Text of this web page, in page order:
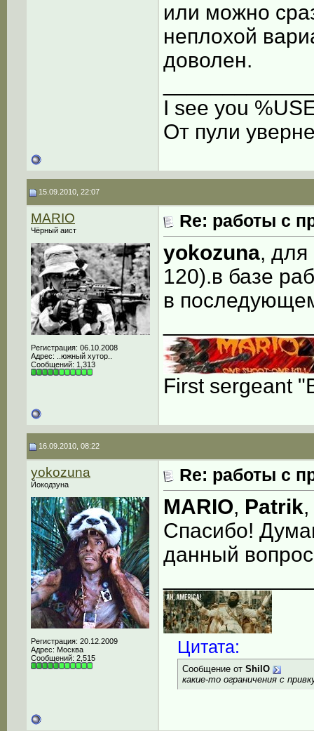
или можно
неплохой
доволен.
I see you
От пули
15.09.2010, 22:07
MARIO
Чёрный аист
Регистрация: 06.10.2008
Адрес: ..южный хутор..
Сообщений: 1,313
Re: работы с
yokozuna, для
120).в базе
в
First sergeant
16.09.2010, 08:22
yokozuna
Йокодзуна
Регистрация: 20.12.2009
Адрес: Москва
Сообщений: 2,515
Re: работы с
MARIO, Patrik,
Спасибо!
данный
Цитата:
Сообщение от ShilO
какие-то ограничения с